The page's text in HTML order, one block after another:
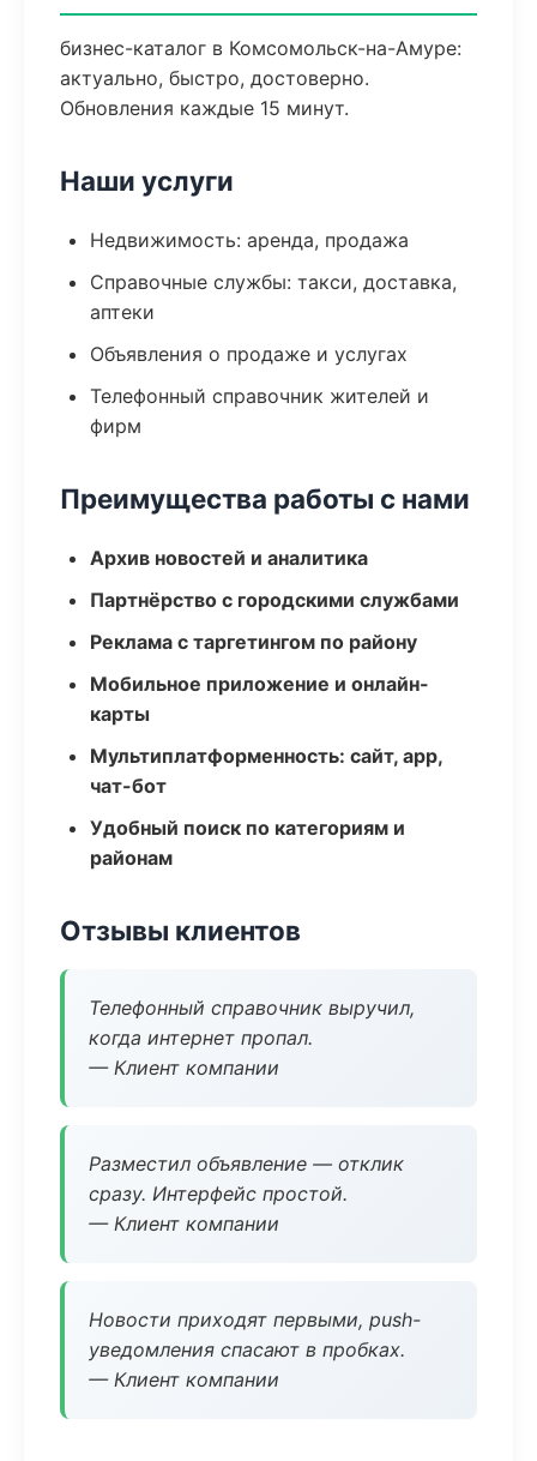
бизнес-каталог в Комсомольск-на-Амуре:
актуально, быстро, достоверно.
Обновления каждые 15 минут.
Наши услуги
Недвижимость: аренда, продажа
Справочные службы: такси, доставка,
аптеки
Объявления о продаже и услугах
Телефонный справочник жителей и
фирм
Преимущества работы с нами
Архив новостей и аналитика
Партнёрство с городскими службами
Реклама с таргетингом по району
Мобильное приложение и онлайн-
карты
Мультиплатформенность: сайт, app,
чат-бот
Удобный поиск по категориям и
районам
Отзывы клиентов
Телефонный справочник выручил,
когда интернет пропал.
— Клиент компании
Разместил объявление — отклик
сразу. Интерфейс простой.
— Клиент компании
Новости приходят первыми, push-
уведомления спасают в пробках.
— Клиент компании